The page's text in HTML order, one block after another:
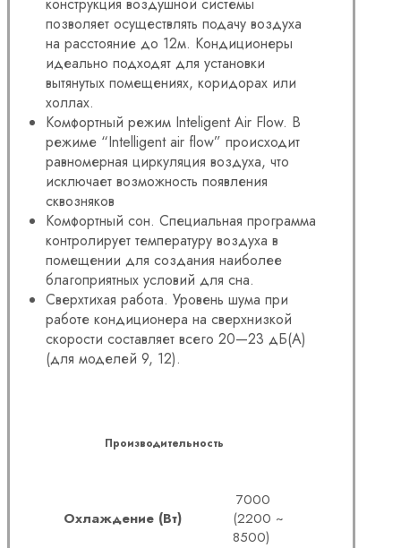
позволяет осуществлять подачу воздуха
на расстояние до 12м. Кондиционеры
идеально подходят для установки
вытянутых помещениях, коридорах или
холлах.
Комфортный режим Inteligent Air Flow. В
режиме “Intelligent air flow” происходит
равномерная циркуляция воздуха, что
исключает возможность появления
сквозняков
Комфортный сон. Специальная программа
контролирует температуру воздуха в
помещении для создания наиболее
благоприятных условий для сна.
Сверхтихая работа. Уровень шума при
работе кондиционера на сверхнизкой
скорости составляет всего 20—23 дБ(А)
(для моделей 9, 12).
Производительность
Охлаждение (Вт)
7000
(2200 ~
8500)